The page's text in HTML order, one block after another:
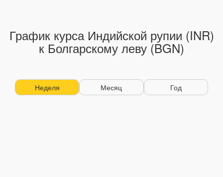
График курса Индийской рупии (INR)
к Болгарскому леву (BGN)
Неделя Месяц Год